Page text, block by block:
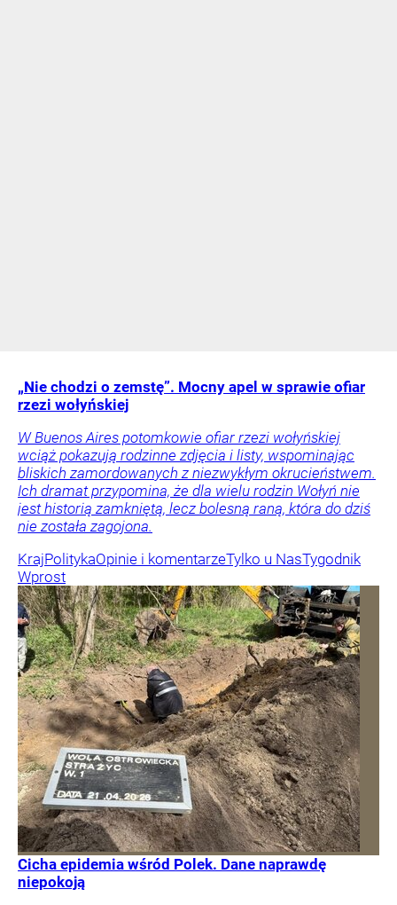
„Nie chodzi o zemstę”. Mocny apel w sprawie ofiar
rzezi wołyńskiej
W Buenos Aires potomkowie ofiar rzezi wołyńskiej
wciąż pokazują rodzinne zdjęcia i listy, wspominając
bliskich zamordowanych z niezwykłym okrucieństwem.
Ich dramat przypomina, że dla wielu rodzin Wołyń nie
jest historią zamkniętą, lecz bolesną raną, która do dziś
nie została zagojona.
KrajPolitykaOpinie i komentarzeTylko u NasTygodnik
Wprost
Cicha epidemia wśród Polek. Dane naprawdę
niepokoją